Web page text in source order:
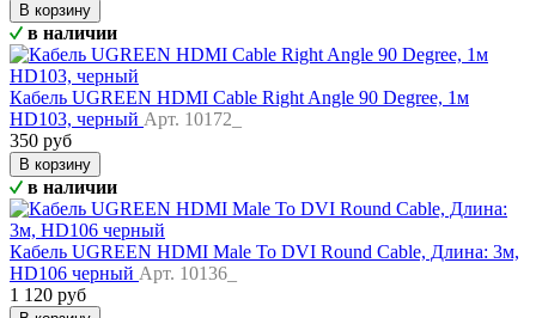
В корзину
в наличии
Кабель UGREEN HDMI Cable Right Angle 90 Degree, 1м
HD103, черный Арт. 10172_
350 руб
В корзину
в наличии
Кабель UGREEN HDMI Male To DVI Round Cable, Длина: 3м,
HD106 черный Арт. 10136_
1 120 руб